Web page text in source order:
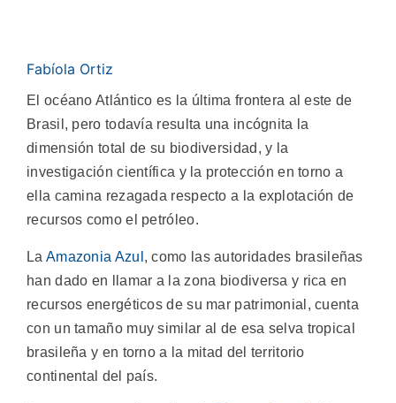
Fabíola Ortiz
El océano Atlántico es la última frontera al este de
Brasil, pero todavía resulta una incógnita la
dimensión total de su biodiversidad, y la
investigación científica y la protección en torno a
ella camina rezagada respecto a la explotación de
recursos como el petróleo.
La Amazonia Azul , como las autoridades brasileñas
han dado en llamar a la zona biodiversa y rica en
recursos energéticos de su mar patrimonial, cuenta
con un tamaño muy similar al de esa selva tropical
brasileña y en torno a la mitad del territorio
continental del país.